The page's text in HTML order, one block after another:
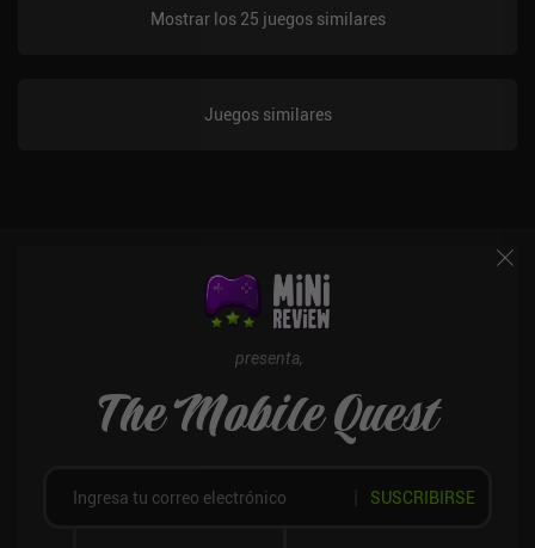
Mostrar los 25 juegos similares
Juegos similares
presenta,
The Mobile Quest
SUSCRIBIRSE